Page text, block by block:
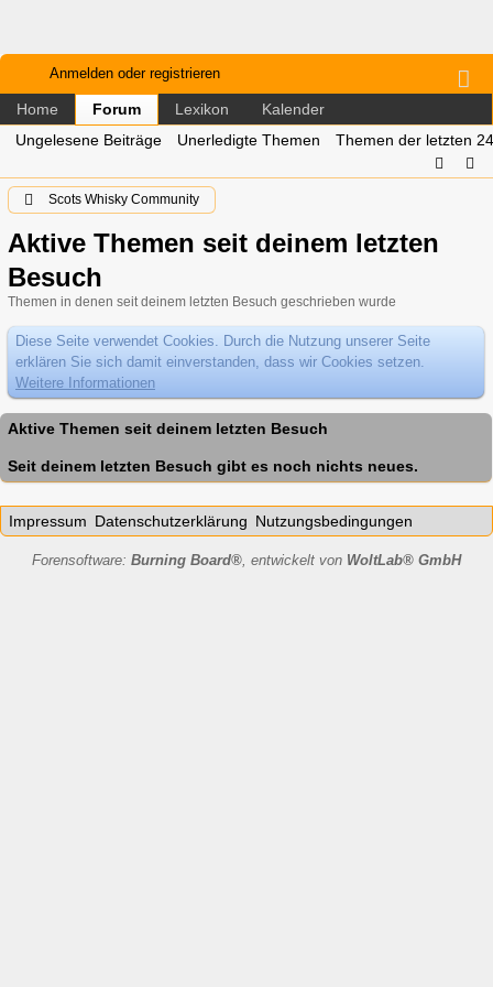
Anmelden oder registrieren
Home Forum Lexikon
Kalender
Ungelesene Beiträge
Unerledigte Themen Themen der letzten
Scots Whisky Community
Aktive Themen seit deinem letzten
Besuch
Themen in denen seit deinem letzten Besuch geschrieben wurde
Diese Seite verwendet Cookies. Durch die Nutzung unserer Seite
erklären Sie sich damit einverstanden, dass wir Cookies setzen.
Weitere Informationen
Aktive Themen seit deinem letzten Besuch
Seit deinem letzten Besuch gibt es noch nichts neues.
Impressum Datenschutzerklärung Nutzungsbedingungen
Forensoftware: Burning Board®, entwickelt von WoltLab® GmbH